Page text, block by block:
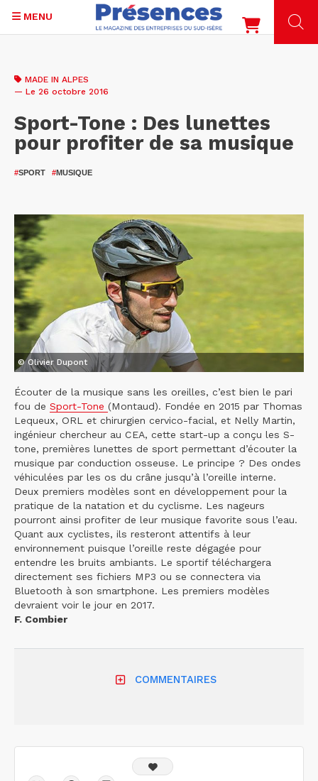
contenu
MENU
MADE IN ALPES
— Le 26 octobre 2016
Sport-Tone : Des lunettes
pour profiter de sa musique
#SPORT #MUSIQUE
© Olivier Dupont
Écouter de la musique sans les oreilles, c’est bien le pari
fou de Sport-Tone (Montaud). Fondée en 2015 par Thomas
Lequeux, ORL et chirurgien cervico-facial, et Nelly Martin,
ingénieur chercheur au CEA, cette start-up a conçu les S-
tone, premières lunettes de sport permettant d’écouter la
musique par conduction osseuse. Le principe ? Des ondes
véhiculées par les os du crâne jusqu’à l’oreille interne.
Deux premiers modèles sont en développement pour la
pratique de la natation et du cyclisme. Les nageurs
pourront ainsi profiter de leur musique favorite sous l’eau.
Quant aux cyclistes, ils resteront attentifs à leur
environnement puisque l’oreille reste dégagée pour
entendre les bruits ambiants. Le sportif téléchargera
directement ses fichiers MP3 ou se connectera via
Bluetooth à son smartphone. Les premiers modèles
devraient voir le jour en 2017.
F. Combier
COMMENTAIRES